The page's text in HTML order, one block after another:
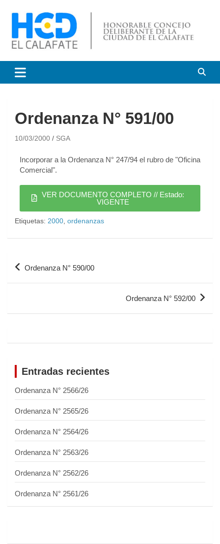
Honorable Concejo
Deliberante de El Calafate
Ordenanza N° 591/00
10/03/2000 SGA
Incorporar a la Ordenanza N° 247/94 el rubro de "Oficina
Comercial".
VER DOCUMENTO COMPLETO // Estado:
VIGENTE
Etiquetas: 2000 ordenanzas
Ordenanza N° 590/00
Ordenanza N° 592/00
Entradas recientes
Ordenanza N° 2566/26
Ordenanza N° 2565/26
Ordenanza N° 2564/26
Ordenanza N° 2563/26
Ordenanza N° 2562/26
Ordenanza N° 2561/26